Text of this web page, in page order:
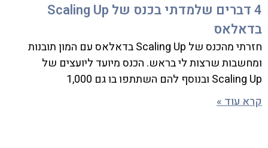
4 דברים שלמדתי בכנס של Scaling Up
בדאלאס
חזרתי מהכנס של Scaling Up בדאלאס עם המון תובנות
ומחשבות שרצות לי בראש. הכנס מיועד ליועצים של
Scaling Up ובנוסף להם השתתפו בו גם 1,000
קרא עוד »